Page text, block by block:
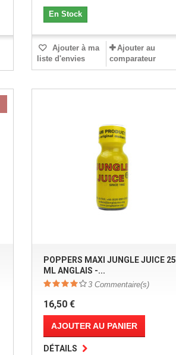
En Stock
Ajouter à ma
liste d'envies
Ajouter au
comparateur
POPPERS MAXI JUNGLE JUICE 25
ML ANGLAIS -...
3Commentaire(s)
16,50 €
AJOUTER AU PANIER
DÉTAILS